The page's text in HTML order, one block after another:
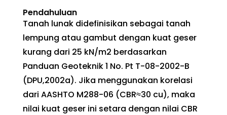
Pendahuluan
Tanah lunak didefinisikan sebagai tanah
lempung atau gambut dengan kuat geser
kurang dari 25 kN/m2 berdasarkan
Panduan Geoteknik 1 No. Pt T-08-2002-B
(DPU,2002a). Jika menggunakan korelasi
dari AASHTO M288-06 (CBR≈30 cu), maka
nilai kuat geser ini setara dengan nilai CBR